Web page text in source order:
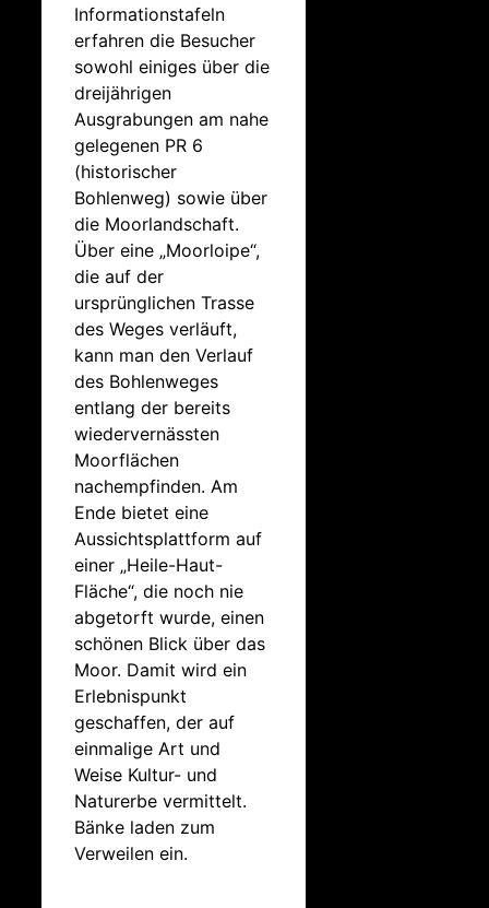
Informationstafeln
erfahren die Besucher
sowohl einiges über die
dreijährigen
Ausgrabungen am nahe
gelegenen PR 6
(historischer
Bohlenweg) sowie über
die Moorlandschaft.
Über eine „Moorloipe“,
die auf der
ursprünglichen Trasse
des Weges verläuft,
kann man den Verlauf
des Bohlenweges
entlang der bereits
wiedervernässten
Moorflächen
nachempfinden. Am
Ende bietet eine
Aussichtsplattform auf
einer „Heile-Haut-
Fläche“, die noch nie
abgetorft wurde, einen
schönen Blick über das
Moor. Damit wird ein
Erlebnispunkt
geschaffen, der auf
einmalige Art und
Weise Kultur- und
Naturerbe vermittelt.
Bänke laden zum
Verweilen ein.